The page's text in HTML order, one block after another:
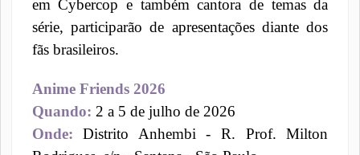
em Cybercop e também cantora de temas da
série, participarão de apresentações diante dos
fãs brasileiros.
Anime Friends 2026
Quando: 2 a 5 de julho de 2026
Onde: Distrito Anhembi - R. Prof. Milton